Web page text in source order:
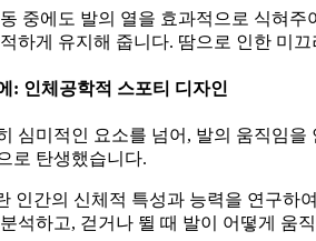
중에도 발의 열을 효과적으로 식혀
하게 유지해 줍니다. 땀으로 인한 미
: 인체공학적 스포티 디자인
심미적인 요소를 넘어, 발의 움직임
로 탄생했습니다.
인간의 신체적 특성과 능력을 연구
석하고, 걷거나 뛸 때 발이 어떻게 움